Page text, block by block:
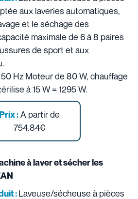
aux laveries automatiques,
et le séchage des
maximale de 6 à 8 paires
de sport et aux
Hz Moteur de 80 W, chauffage
à 15 W = 1295 W.
:A partir de
754.84€
à laver et sécher les
:Laveuse/sécheuse à pièces